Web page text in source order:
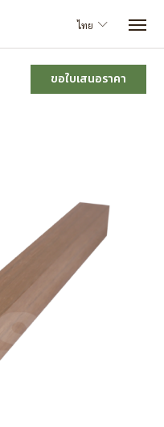
ไทย
ขอใบเสนอราคา